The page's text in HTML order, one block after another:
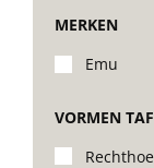
MERKEN
Emu
VORMEN